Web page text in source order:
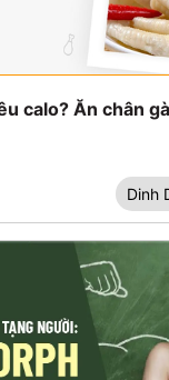
calo? Ăn chân
Dinh